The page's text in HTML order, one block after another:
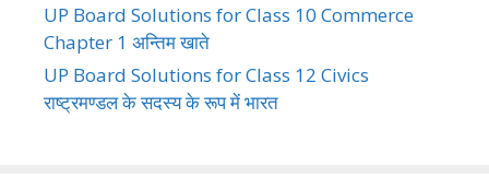
UP Board Solutions for Class 10 Commerce
Chapter 1 अन्तिम खाते
UP Board Solutions for Class 12 Civics
राष्ट्रमण्डल के सदस्य के रूप में भारत